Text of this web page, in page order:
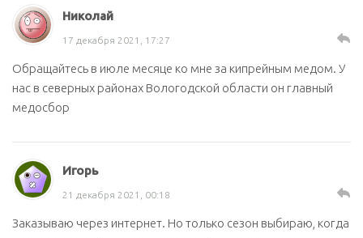
Николай
17 декабря 2021, 17:27
Обращайтесь в июле месяце ко мне за кипрейным медом. У
нас в северных районах Вологодской области он главный
медосбор
Игорь
21 декабря 2021, 00:18
Заказываю через интернет. Но только сезон выбираю, когда